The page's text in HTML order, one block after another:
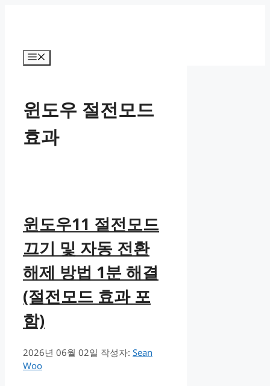
윈도우 절전모드
효과
윈도우11 절전모드
끄기 및 자동 전환
해제 방법 1분 해결
(절전모드 효과 포
함)
2026년 06월 02일 작성자: Sean
Woo